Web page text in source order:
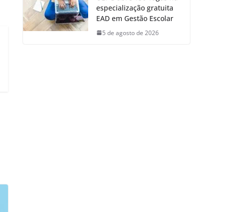
especialização gratuita
EAD em Gestão Escolar
5 de agosto de 2026